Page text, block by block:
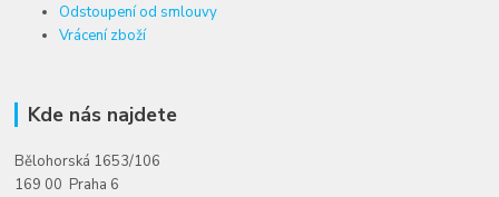
Odstoupení od smlouvy
Vrácení zboží
Kde nás najdete
Bělohorská 1653/106
169 00 Praha 6